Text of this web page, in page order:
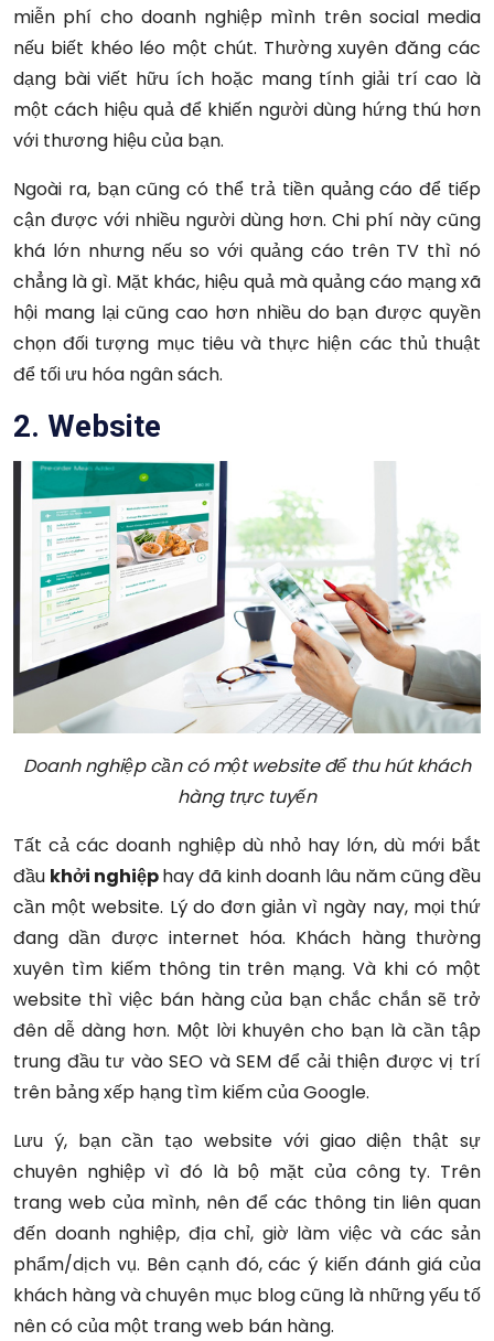
miễn phí cho doanh nghiệp mình trên social media
nếu biết khéo léo một chút. Thường xuyên đăng các
dạng bài viết hữu ích hoặc mang tính giải trí cao là
một cách hiệu quả để khiến người dùng hứng thú hơn
với thương hiệu của bạn.
Ngoài ra, bạn cũng có thể trả tiền quảng cáo để tiếp
cận được với nhiều người dùng hơn. Chi phí này cũng
khá lớn nhưng nếu so với quảng cáo trên TV thì nó
chẳng là gì. Mặt khác, hiệu quả mà quảng cáo mạng xã
hội mang lại cũng cao hơn nhiều do bạn được quyền
chọn đối tượng mục tiêu và thực hiện các thủ thuật
để tối ưu hóa ngân sách.
2. Website
Doanh nghiệp cần có một website để thu hút khách
hàng trực tuyến
Tất cả các doanh nghiệp dù nhỏ hay lớn, dù mới bắt
đầu khởi nghiệphay đã kinh doanh lâu năm cũng đều
cần một website. Lý do đơn giản vì ngày nay, mọi thứ
đang dần được internet hóa. Khách hàng thường
xuyên tìm kiếm thông tin trên mạng. Và khi có một
website thì việc bán hàng của bạn chắc chắn sẽ trở
đên dễ dàng hơn. Một lời khuyên cho bạn là cần tập
trung đầu tư vào SEO và SEM để cải thiện được vị trí
trên bảng xếp hạng tìm kiếm của Google.
Lưu ý, bạn cần tạo website với giao diện thật sự
chuyên nghiệp vì đó là bộ mặt của công ty. Trên
trang web của mình, nên để các thông tin liên quan
đến doanh nghiệp, địa chỉ, giờ làm việc và các sản
phẩm/dịch vụ. Bên cạnh đó, các ý kiến đánh giá của
khách hàng và chuyên mục blog cũng là những yếu tố
nên có của một trang web bán hàng.